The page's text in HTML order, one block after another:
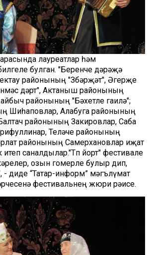
лауреатлар һәм
булган. "Беренче дәрәҗә
районының "Зөбәрҗәт", Әгерҗе
дәрт", Актаныш районының
районының "Бәхетле гаилә";
Шиһаповлар, Алабуга районының
районының Закировлар, Саба
Теләче районының
районының Самерхановлар иҗат
итеп саналдылар."Төп йорт" фестивале
озын гомерле булыр дип,
- диде “Татар-информ” мәгълүмат
фестивальнең жюри рәисе.